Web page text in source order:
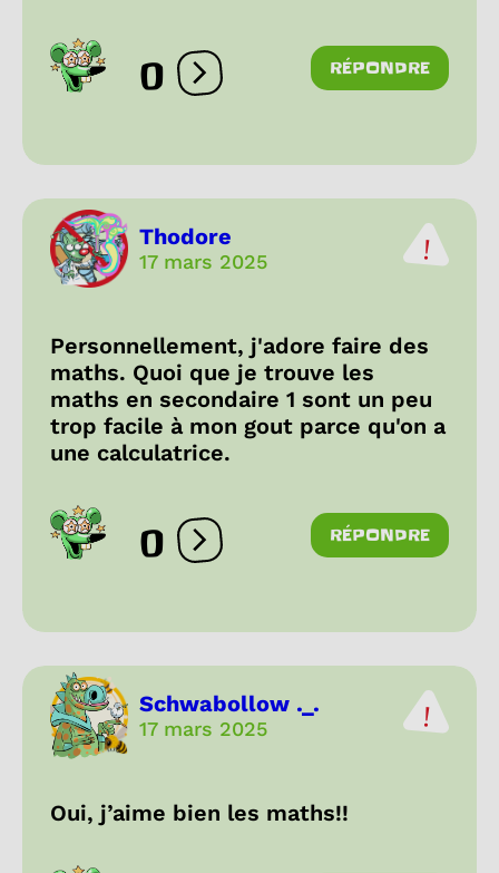
0 Ouvrir les réactions
RÉPONDRE
Thodore
17 mars 2025
Personnellement, j'adore faire des
maths. Quoi que je trouve les
maths en secondaire 1 sont un peu
trop facile à mon gout parce qu'on a
une calculatrice.
0 Ouvrir les réactions
RÉPONDRE
Schwabollow ._.
17 mars 2025
Oui, j’aime bien les maths!!